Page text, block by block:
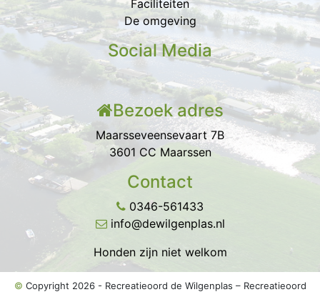
Faciliteiten
De omgeving
Social Media
Bezoek adres
Maarsseveensevaart 7B
3601 CC Maarssen
Contact
0346-561433
info@dewilgenplas.nl
Honden zijn niet welkom
© Copyright 2026 - Recreatieoord de Wilgenplas – Recreatieoord